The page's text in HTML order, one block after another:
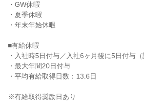
・GW休暇
・夏季休暇
・年末年始休暇
■有給休暇
・入社時5日付与／入社6ヶ月後に5日付与（
・最大年間20日付与
・平均有給取得日数：13.6日
※有給取得奨励日あり